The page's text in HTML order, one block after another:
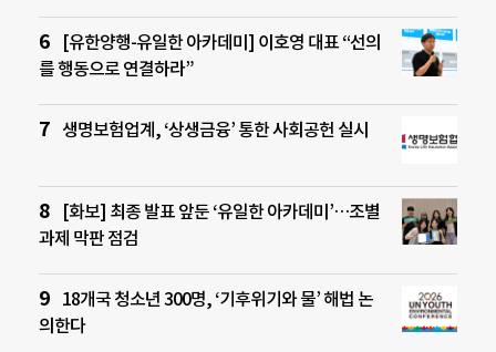
[유한양행-유일한 아카데미] 이호영 대표 “선의
를 행동으로 연결하라”
생명보험업계, ‘상생금융’ 통한 사회공헌 실시
[화보] 최종 발표 앞둔 ‘유일한 아카데미’…조별
과제 막판 점검
18개국 청소년 300명, ‘기후위기와 물’ 해법 논
의한다